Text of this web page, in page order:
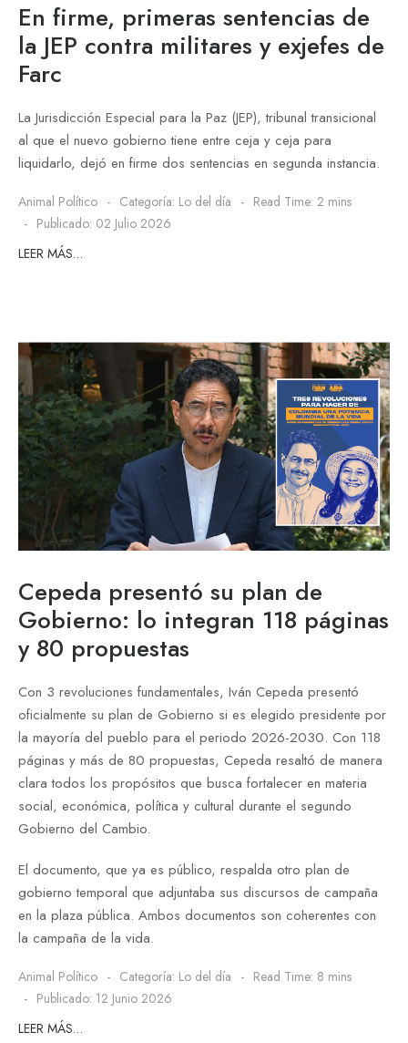
En firme, primeras sentencias de
la JEP contra militares y exjefes de
Farc
La Jurisdicción Especial para la Paz (JEP), tribunal transicional
al que el nuevo gobierno tiene entre ceja y ceja para
liquidarlo, dejó en firme dos sentencias en segunda instancia.
Animal Político Categoría: Lo del día
Read Time: 2 mins
Publicado: 02 Julio 2026
LEER MÁS…
Cepeda presentó su plan de
Gobierno: lo integran 118 páginas
y 80 propuestas
Con 3 revoluciones fundamentales, Iván Cepeda presentó
oficialmente su plan de Gobierno si es elegido presidente por
la mayoría del pueblo para el periodo 2026-2030. Con 118
páginas y más de 80 propuestas, Cepeda resaltó de manera
clara todos los propósitos que busca fortalecer en materia
social, económica, política y cultural durante el segundo
Gobierno del Cambio.
El documento, que ya es público, respalda otro plan de
gobierno temporal que adjuntaba sus discursos de campaña
en la plaza pública. Ambos documentos son coherentes con
la campaña de la vida.
Animal Político Categoría: Lo del día
Read Time: 8 mins
Publicado: 12 Junio 2026
LEER MÁS…